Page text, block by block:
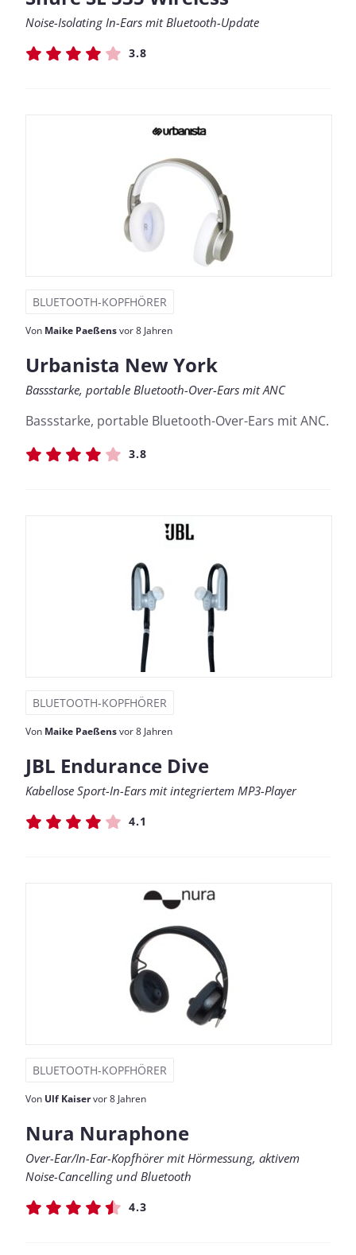
Noise-Isolating In-Ears mit Bluetooth-Update
3.8
BLUETOOTH-KOPFHÖRER
Von Maike Paeßensvor 8 Jahren
Urbanista New York
Bassstarke, portable Bluetooth-Over-Ears mit ANC
Bassstarke, portable Bluetooth-Over-Ears mit ANC.
3.8
BLUETOOTH-KOPFHÖRER
Von Maike Paeßensvor 8 Jahren
JBL Endurance Dive
Kabellose Sport-In-Ears mit integriertem MP3-Player
4.1
BLUETOOTH-KOPFHÖRER
Von Ulf Kaiservor 8 Jahren
Nura Nuraphone
Over-Ear/In-Ear-Kopfhörer mit Hörmessung, aktivem
Noise-Cancelling und Bluetooth
4.3